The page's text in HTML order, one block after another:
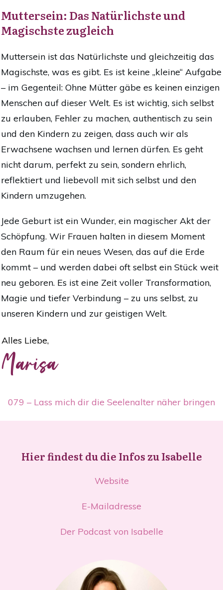
Muttersein: Das Natürlichste und
Magischste zugleich
Muttersein ist das Natürlichste und gleichzeitig das
Magischste, was es gibt. Es ist keine „kleine“ Aufgabe
– im Gegenteil: Ohne Mütter gäbe es keinen einzigen
Menschen auf dieser Welt. Es ist wichtig, sich selbst
zu erlauben, Fehler zu machen, authentisch zu sein
und den Kindern zu zeigen, dass auch wir als
Erwachsene wachsen und lernen dürfen. Es geht
nicht darum, perfekt zu sein, sondern ehrlich,
reflektiert und liebevoll mit sich selbst und den
Kindern umzugehen.
Jede Geburt ist ein Wunder, ein magischer Akt der
Schöpfung. Wir Frauen halten in diesem Moment
den Raum für ein neues Wesen, das auf die Erde
kommt – und werden dabei oft selbst ein Stück weit
neu geboren. Es ist eine Zeit voller Transformation,
Magie und tiefer Verbindung – zu uns selbst, zu
unseren Kindern und zur geistigen Welt.
Alles Liebe,
Marisa
079 – Lass mich dir die Seelenalter näher bringen
Hier findest du die Infos zu Isabelle
Website
E-Mailadresse
Der Podcast von Isabelle